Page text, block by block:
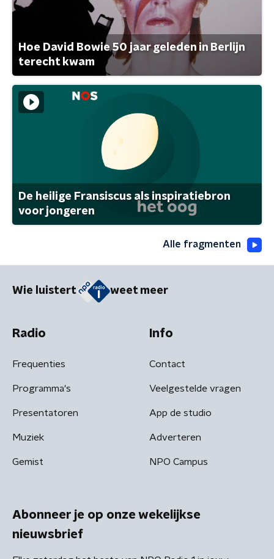
Hoe David Bowie 50 jaar geleden in Berlijn
terecht kwam
De heilige Fransiscus als inspiratiebron
voor jongeren
Alle fragmenten
Wie luistert weet meer
Radio
Frequenties
Programma's
Presentatoren
Muziek
Gemist
Info
Contact
Veelgestelde vragen
App de studio
Adverteren
NPO Campus
Abonneer je op onze wekelijkse
nieuwsbrief